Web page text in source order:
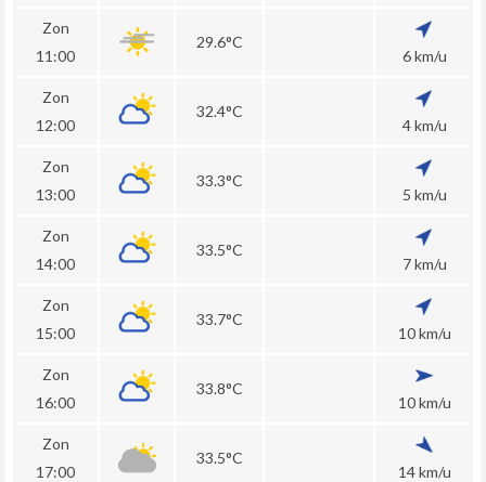
Zon
11:00
29.6°C
6 km/u
Zon
12:00
32.4°C
4 km/u
Zon
13:00
33.3°C
5 km/u
Zon
14:00
33.5°C
7 km/u
Zon
15:00
33.7°C
10 km/u
Zon
16:00
33.8°C
10 km/u
Zon
17:00
33.5°C
14 km/u